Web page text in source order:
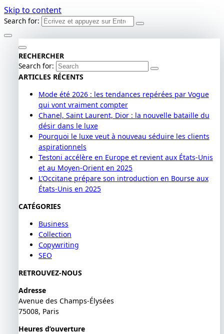
Skip to content
Search for:
RECHERCHER
Search for:
ARTICLES RÉCENTS
Mode été 2026 : les tendances repérées par Vogue
qui vont vraiment compter
Chanel, Saint Laurent, Dior : la nouvelle bataille du
désir dans le luxe
Pourquoi le luxe veut à nouveau séduire les clients
aspirationnels
Testoni accélère en Europe et revient aux États-Unis
et au Moyen-Orient en 2025
L’Occitane prépare son introduction en Bourse aux
États-Unis en 2025
CATÉGORIES
Business
Collection
Copywriting
SEO
RETROUVEZ-NOUS
Adresse
Avenue des Champs-Élysées
75008, Paris
Heures d’ouverture